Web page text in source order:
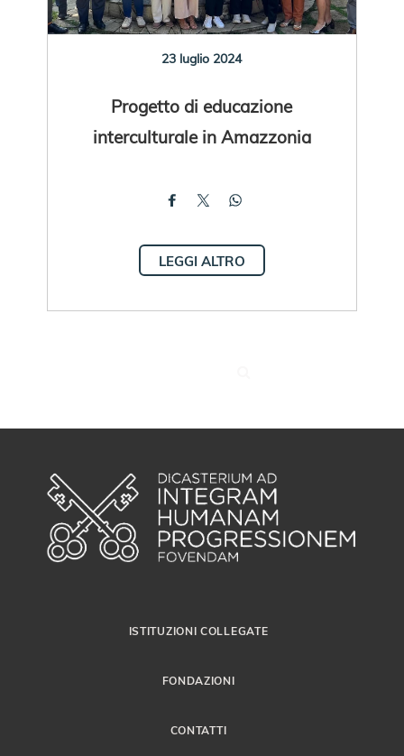
23 luglio 2024
Progetto di educazione
interculturale in Amazzonia
LEGGI ALTRO
ISTITUZIONI COLLEGATE
FONDAZIONI
CONTATTI